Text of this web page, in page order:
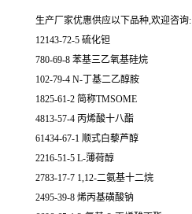
生产厂家优惠供应以下品种,欢迎咨询:
12143-72-5 硫化钽
780-69-8 苯基三乙氧基硅烷
102-79-4 N-丁基二乙醇胺
1825-61-2 简称TMSOME
4813-57-4 丙烯酸十八酯
61434-67-1 顺式白藜芦醇
2216-51-5 L-薄荷醇
2783-17-7 1,12-二氨基十二烷
2495-39-8 烯丙基磺酸钠